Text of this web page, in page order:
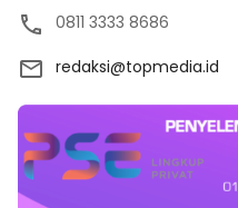
0811 3333 8686
redaksi@topmedia.id